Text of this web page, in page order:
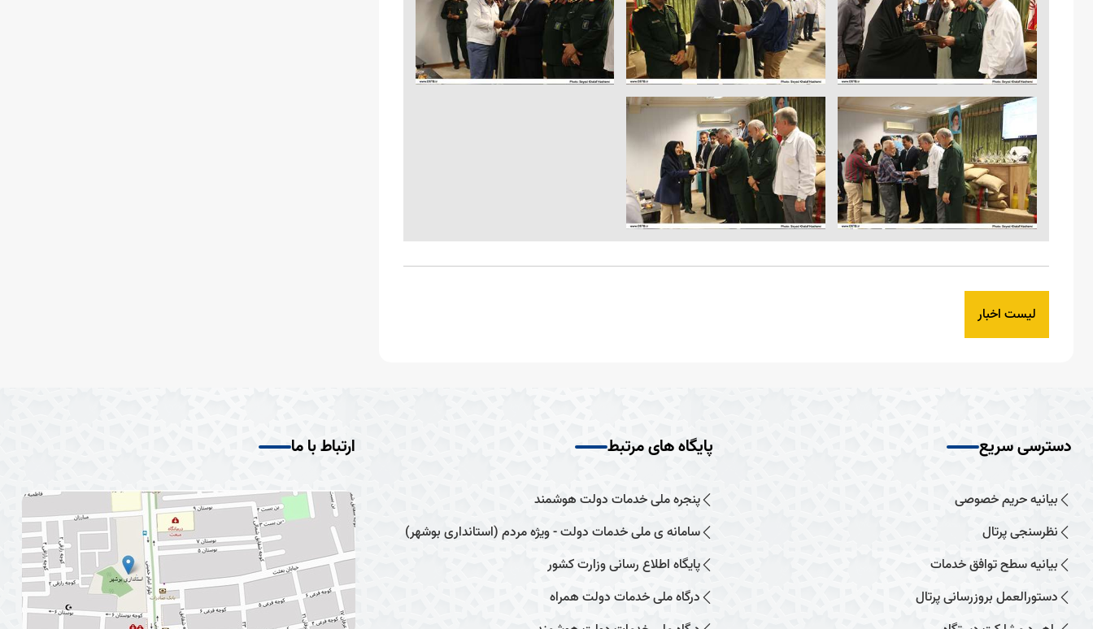
لیست اخبار
دسترسی سریع
بیانیه حریم خصوصی
نظرسنجی پرتال
بیانیه سطح توافق خدمات
دستورالعمل بروزرسانی پرتال
پایگاه های مرتبط
پنجره ملی خدمات دولت هوشمند
سامانه ی ملی خدمات دولت - ویژه مردم (استانداری بوشهر)
پایگاه اطلاع رسانی وزارت کشور
درگاه ملی خدمات دولت همراه
ارتباط با ما